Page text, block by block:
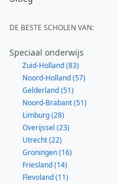
DE BESTE SCHOLEN VAN:
Speciaal onderwijs
Zuid-Holland (83)
Noord-Holland (57)
Gelderland (51)
Noord-Brabant (51)
Limburg (28)
Overijssel (23)
Utrecht (22)
Groningen (16)
Friesland (14)
Flevoland (11)